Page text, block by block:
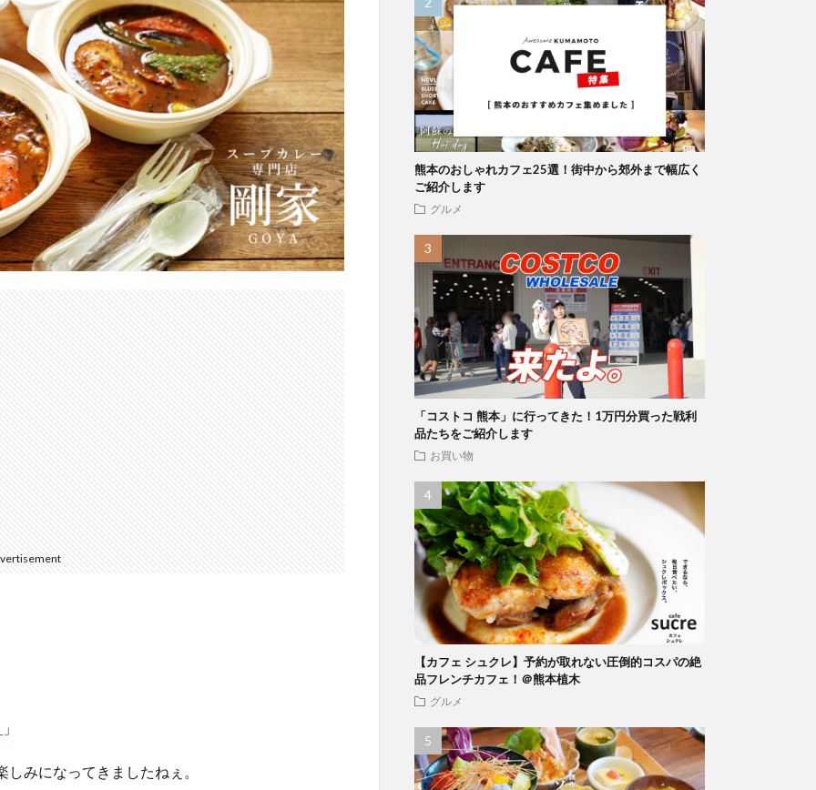
」
みになってきましたねぇ。
熊本のおしゃれカフェ25選！街中から郊外まで幅広く
ご紹介します
グルメ
「コストコ 熊本」に行ってきた！1万円分買った戦利
品たちをご紹介します
お買い物
【カフェ シュクレ】予約が取れない圧倒的コスパの絶
品フレンチカフェ！＠熊本植木
グルメ